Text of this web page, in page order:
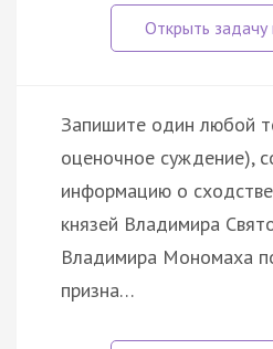
Запишите один любой
оценочное суждение),
информацию о
князей Владимира
Владимира Мономаха
призна…